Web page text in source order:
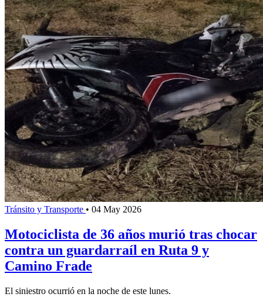
Tránsito y Transporte • 04 May 2026
Motociclista de 36 años murió tras chocar
contra un guardarraíl en Ruta 9 y
Camino Frade
El siniestro ocurrió en la noche de este lunes.